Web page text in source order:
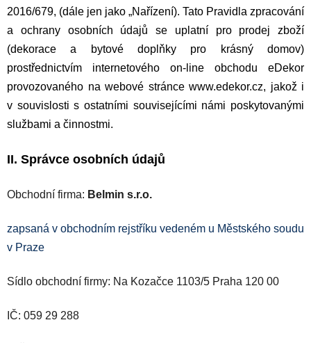
2016/679, (dále jen jako „Nařízení). Tato Pravidla zpracování
a ochrany osobních údajů se uplatní pro prodej zboží
(dekorace a bytové doplňky pro krásný domov)
prostřednictvím internetového on-line obchodu eDekor
provozovaného na webové stránce www.edekor.cz, jakož i
v souvislosti s ostatními souvisejícími námi poskytovanými
službami a činnostmi.
II. Správce osobních údajů
Obchodní firma: Belmin s.r.o.
zapsaná v obchodním rejstříku vedeném u Městského soudu
v Praze
Sídlo obchodní firmy: Na Kozačce 1103/5 Praha 120 00
IČ: 059 29 288